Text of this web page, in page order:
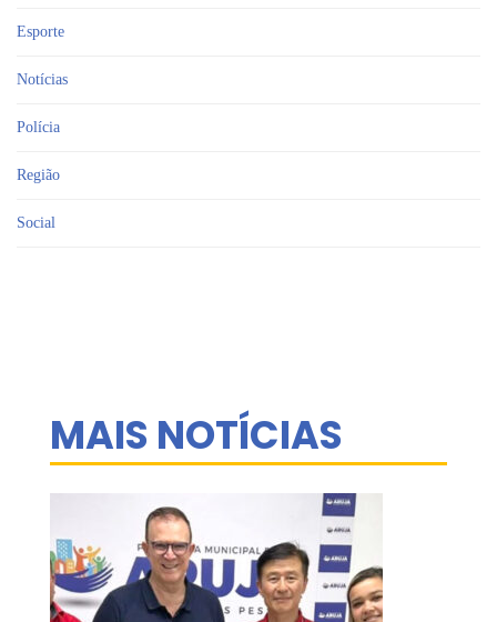
Esporte
Notícias
Polícia
Região
Social
MAIS NOTÍCIAS